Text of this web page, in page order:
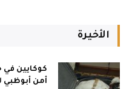
الأخيرة
كوكايين في
أمن أبوظبي